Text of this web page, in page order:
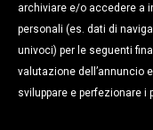
circolazione
causa della
23.03.2020
archiviare e/o accedere a
personali (es. dati di
univoci) per le seguenti
valutazione dell’annuncio
sviluppare e perfezionare i